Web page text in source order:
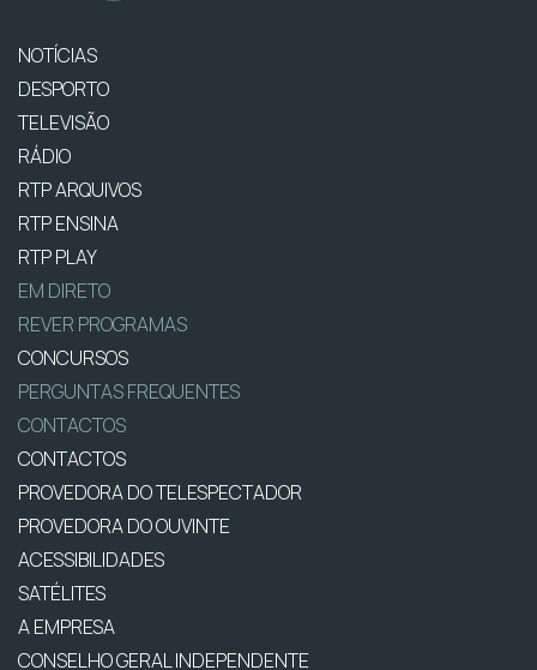
NOTÍCIAS
DESPORTO
TELEVISÃO
RÁDIO
RTP ARQUIVOS
RTP ENSINA
RTP PLAY
EM DIRETO
REVER PROGRAMAS
CONCURSOS
PERGUNTAS FREQUENTES
CONTACTOS
CONTACTOS
PROVEDORA DO TELESPECTADOR
PROVEDORA DO OUVINTE
ACESSIBILIDADES
SATÉLITES
A EMPRESA
CONSELHO GERAL INDEPENDENTE